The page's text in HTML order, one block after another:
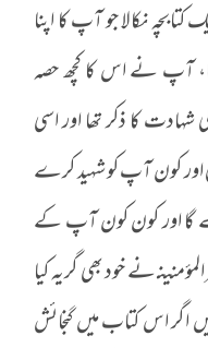
نکالا جو آپ کا اپنا
تھا، آپ نے اس کا کچھ حصہ
کا ذکر تھا اور اسی
اور کون آپ کو شہید کرے
گا اور کون کون آپ کے
نے خود بھی گریہ کیا
اگر اس کتاب میں گنجائش